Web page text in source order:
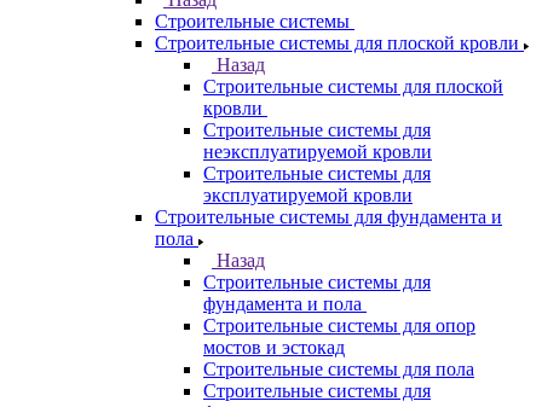
Строительные системы
Строительные системы для плоской кровли
Назад
Строительные системы для плоской
кровли
Строительные системы для
неэксплуатируемой кровли
Строительные системы для
эксплуатируемой кровли
Строительные системы для фундамента и
пола
Назад
Строительные системы для
фундамента и пола
Строительные системы для опор
мостов и эстокад
Строительные системы для пола
Строительные системы для